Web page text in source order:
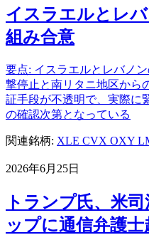
イスラエルとレ
組み合意
要点: イスラエルとレバノ
撃停止と南リタニ地区から
証手段が不透明で、実際に
の確認次第となっている
関連銘柄: XLE CVX OXY
2026年6月25日
トランプ氏、米
ップに通信弁護士